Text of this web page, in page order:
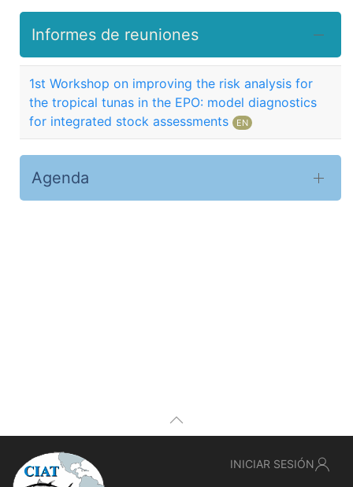
Informes de reuniones
1st Workshop on improving the risk analysis for
the tropical tunas in the EPO: model diagnostics
for integrated stock assessments
EN
Agenda
INICIAR SESIÓN